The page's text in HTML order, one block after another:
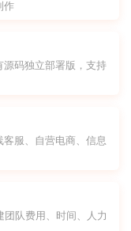
作
码独立部署版，支持
服、自营电商、信息
队费用、时间、人力